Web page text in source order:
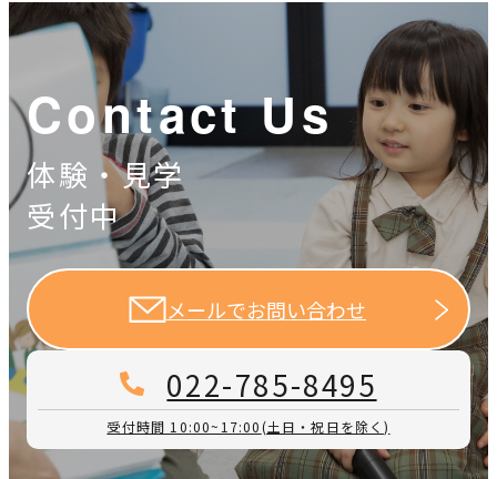
Contact Us
体験・見学
受付中
メールでお問い合わせ
022-785-8495
受付時間 10:00~17:00(土日・祝日を除く)